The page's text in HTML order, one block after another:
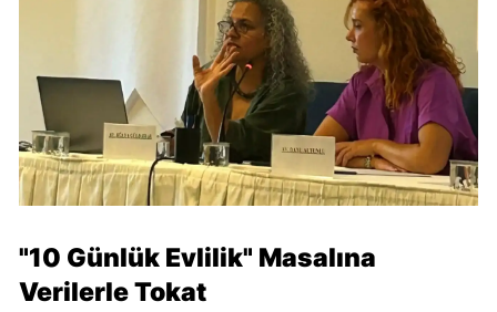
"10 Günlük Evlilik" Masalına
Verilerle Tokat